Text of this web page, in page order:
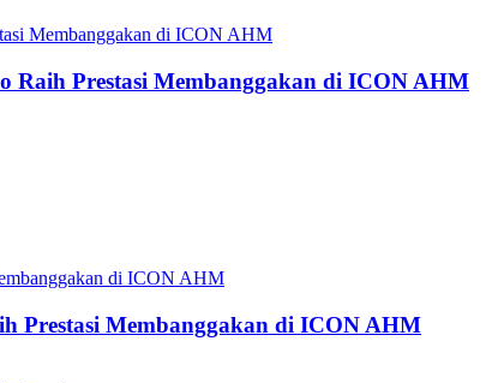
Raih Prestasi Membanggakan di ICON AHM
Prestasi Membanggakan di ICON AHM